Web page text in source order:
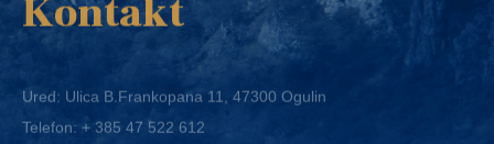
Ured: Ulica B.Frankopana 11, 47300 Ogulin
Telefon:+ 385 47 522 612
Telefaks:+ 385 47 522 821